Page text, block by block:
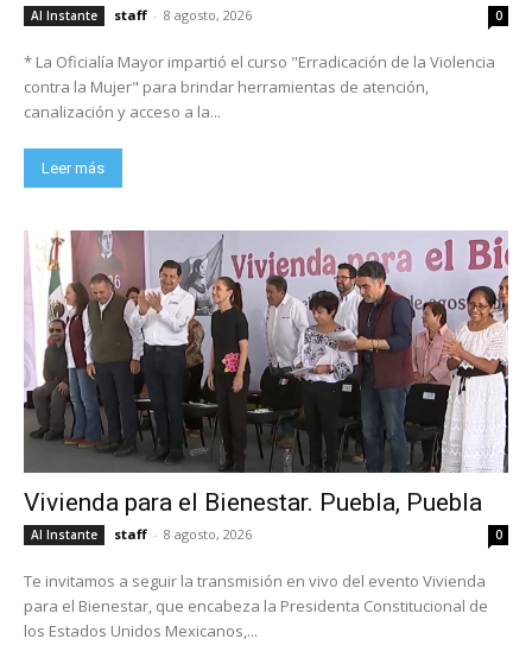
Al Instante staff - 8 agosto, 2026 0
* La Oficialía Mayor impartió el curso "Erradicación de la Violencia
contra la Mujer" para brindar herramientas de atención,
canalización y acceso a la...
Leer más
Vivienda para el Bienestar. Puebla, Puebla
Al Instante staff - 8 agosto, 2026 0
Te invitamos a seguir la transmisión en vivo del evento Vivienda
para el Bienestar, que encabeza la Presidenta Constitucional de
los Estados Unidos Mexicanos,...